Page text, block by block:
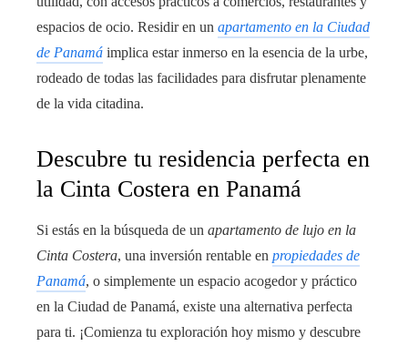
espacios de ocio. Residir en un apartamento en la Ciudad
de Panamá implica estar inmerso en la esencia de la urbe,
rodeado de todas las facilidades para disfrutar plenamente
de la vida citadina.
Descubre tu residencia perfecta en
la Cinta Costera en Panamá
Si estás en la búsqueda de un apartamento de lujo en la
Cinta Costera, una inversión rentable en propiedades de
Panamá, o simplemente un espacio acogedor y práctico
en la Ciudad de Panamá, existe una alternativa perfecta
para ti. ¡Comienza tu exploración hoy mismo y descubre